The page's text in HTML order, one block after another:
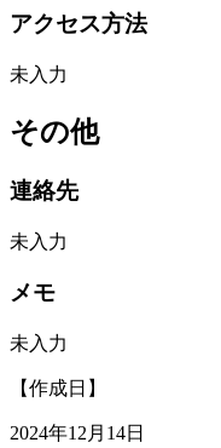
アクセス方法
未入力
その他
連絡先
未入力
メモ
未入力
【作成日】
2024年12月14日